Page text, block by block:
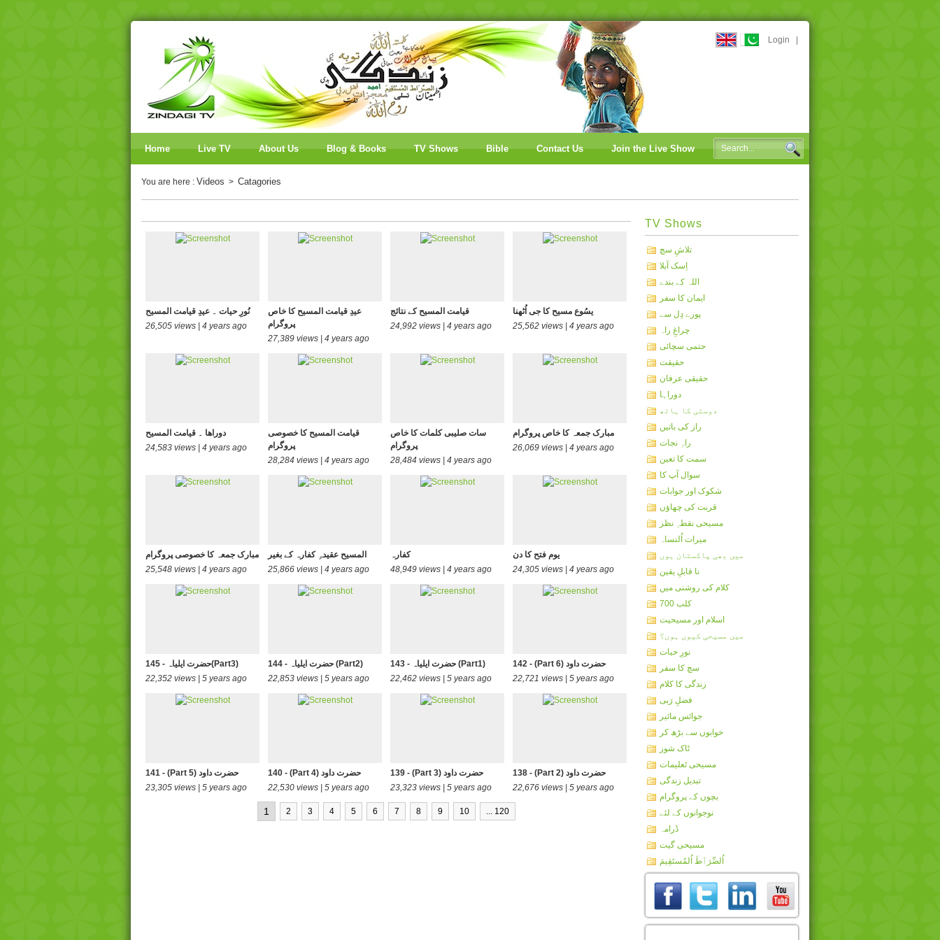
Login
Home Live TV About Us Blog & Books TV Shows Bible Contact Us Join the Live Show
You are here : Videos > Catagories
نُورِ حیات ۔ عیدِ قیامت المسیح
26,505 views | 4 years ago
عیدِ قیامت المسیح کا خاص
پروگرام
27,389 views | 4 years ago
قیامت المسیح کے نتائج
24,992 views | 4 years ago
یسُوع مسیح کا جی اُٹھنا
25,562 views | 4 years ago
دوراھا ۔ قیامت المسیح
24,583 views | 4 years ago
قیامت المسیح کا خصوصی
پروگرام
28,284 views | 4 years ago
سات صلیبی کلمات کا خاص
پروگرام
28,484 views | 4 years ago
مبارک جمعہ کا خاص پروگرام
26,069 views | 4 years ago
مبارک جمعہ کا خصوصی پروگرام
25,548 views | 4 years ago
المسیح عقیدہِ کفارہ کے بغیر
25,866 views | 4 years ago
کفارہ
48,949 views | 4 years ago
یوم فتح کا دن
24,305 views | 4 years ago
145 - حضرت ایلیاہ(Part3)
22,352 views | 5 years ago
144 - حضرت ایلیاہ (Part2)
22,853 views | 5 years ago
143 - حضرت ایلیاہ (Part1)
22,462 views | 5 years ago
142 - (Part 6) حضرت داود
22,721 views | 5 years ago
141 - (Part 5) حضرت داود
23,305 views | 5 years ago
140 - (Part 4) حضرت داود
22,530 views | 5 years ago
139 - (Part 3) حضرت داود
23,323 views | 5 years ago
138 - (Part 2) حضرت داود
22,676 views | 5 years ago
1 2 3 4 5 6 7 8 9 10 ... 120
TV Shows
تلاشِ سچ
اِسک آبلا
اللہ کے بندے
ایمان کا سفر
پورے دِل سے
چراغِ راہ
حتمی سچائی
حقیقت
حقیقی عرفان
دوراہا
دوستی کا ہاتھ
راز کی باتیں
راہِ نجات
سمت کا تعین
سوال آپ کا
شکوک اور جوابات
قربت کی چھاؤں
مسیحی نقطہِ نظر
میرات اُلنساہ
میں بھی پاکستان ہوں
نا قابلِ یقین
کلام کی روشنی میں
کلب 700
اسلام اور مسیحیت
میں مسیحی کیوں ہوں؟
نورِ حیات
سچ کا سفر
زندگی کا کلام
فضلِ رَبی
جوائس مائیر
خوابوں سے بڑھ کر
ٹاک شوز
مسیحی تَعلیمات
تبدیل زندگی
بچوں کے پروگرام
نوجوانوں کے لئے
ڈرامہ
مسیحی گیت
اُلصِّرَٲطَ اُلمُستَقِيمَ